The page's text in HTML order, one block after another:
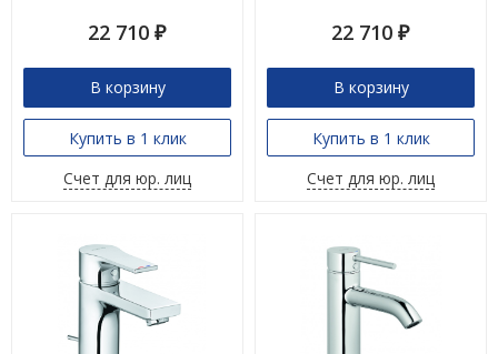
22 710 ₽
В корзину
Купить в 1 клик
Счет для юр. лиц
22 710 ₽
В корзину
Купить в 1 клик
Счет для юр. лиц